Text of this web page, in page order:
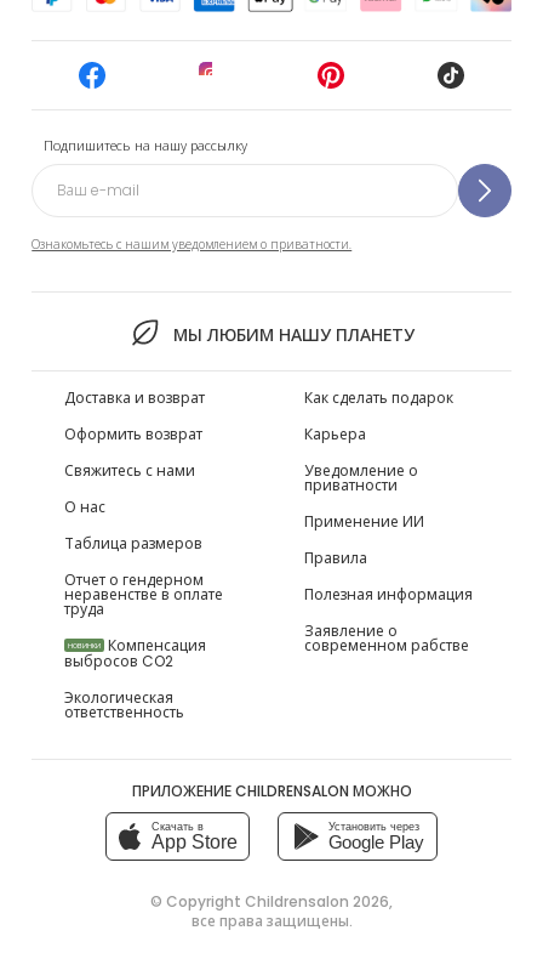
Подпишитесь на нашу рассылку
Ознакомьтесь с нашим уведомлением о приватности.
МЫ ЛЮБИМ НАШУ ПЛАНЕТУ
Доставка и возврат
Оформить возврат
Свяжитесь с нами
О нас
Таблица размеров
Отчет о гендерном
неравенстве в оплате
труда
НОВИНКИ Компенсация
выбросов CO2
Экологическая
ответственность
Как сделать подарок
Карьера
Уведомление о
приватности
Применение ИИ
Правила
Полезная информация
Заявление о
современном рабстве
ПРИЛОЖЕНИЕ CHILDRENSALON МОЖНО
Скачать в
App Store
Установить через
Google Play
© Copyright Childrensalon 2026,
все права защищены.